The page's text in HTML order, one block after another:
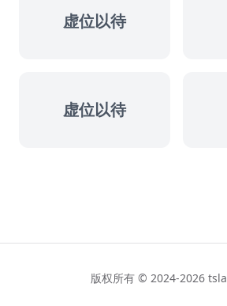
虚位以待
虚位以待
版权所有 © 2024-2026